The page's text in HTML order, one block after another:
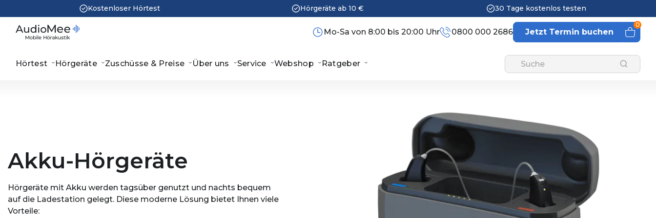
Kostenloser Hörtest Hörgeräte ab 10 € 30 Tage kostenlos testen
Mo-Sa von 8:00 bis 20:00 Uhr Jetzt Termin buchen
0800 000 2686
0
Hörtest Hörgeräte Zuschüsse & Preise Über uns Service Webshop Ratgeber
Akku-Hörgeräte
Hörgeräte mit Akku werden tagsüber genutzt und nachts bequem
auf die Ladestation gelegt. Diese moderne Lösung bietet Ihnen viele
Vorteile: